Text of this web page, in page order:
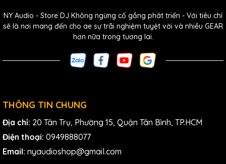
NY Audio - Store DJ Không ngừng cố gắng phát triển - Với tiêu chí
sẽ là nơi mang đến cho ae sự trãi nghiệm tuyệt vời và nhiều GEAR
hơn nữa trong tương lai.
THÔNG TIN CHUNG
Địa chỉ: 20 Tân Trụ, Phường 15, Quận Tân Bình, TP.HCM
Điện thoại: 0949888077
Email: nyaudioshop@gmail.com